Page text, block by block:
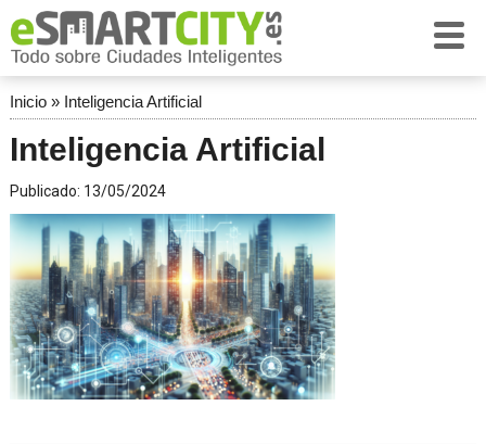
Inicio» Inteligencia Artificial
Inteligencia Artificial
Publicado: 13/05/2024